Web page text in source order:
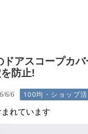
ドアスコープカ
防止!
6/6 100均・ショップ
れています